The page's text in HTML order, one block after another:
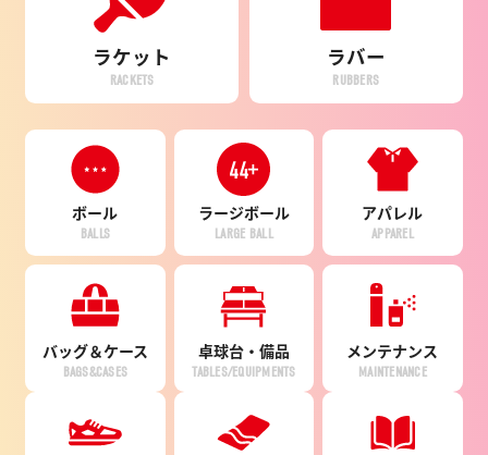
ラケット
RACKETS
ラバー
RUBBERS
ボール
BALLS
ラージボール
LARGE BALL
アパレル
APPAREL
バッグ＆ケース
BAGS&CASES
卓球台・備品
TABLES/EQUIPMENTS
メンテナンス
MAINTENANCE